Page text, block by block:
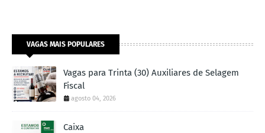
VAGAS MAIS POPULARES
Vagas para Trinta (30) Auxiliares de Selagem
Fiscal
agosto 04, 2026
Caixa